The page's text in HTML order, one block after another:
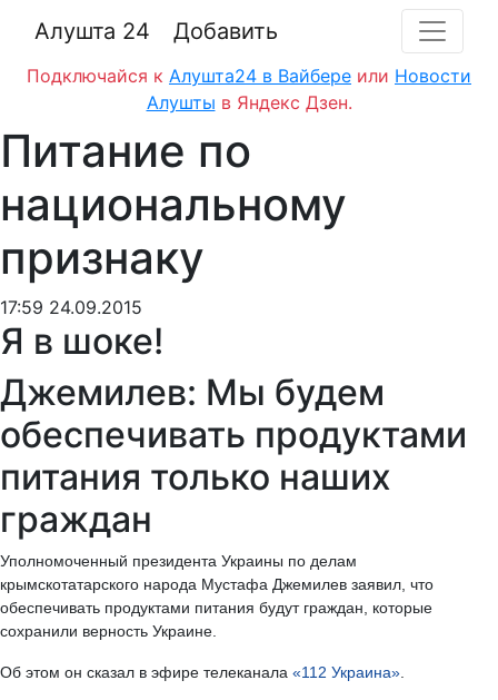
Алушта 24 Добавить
Подключайся к Алушта24 в Вайбере или Новости
Алушты в Яндекс Дзен.
Питание по
национальному
признаку
17:59 24.09.2015
Я в шоке!
Джемилев: Мы будем
обеспечивать продуктами
питания только наших
граждан
Уполномоченный президента Украины по делам
крымскотатарского народа Мустафа Джемилев заявил, что
обеспечивать продуктами питания будут граждан, которые
сохранили верность Украине.
Об этом он сказал в эфире телеканала «112 Украина»